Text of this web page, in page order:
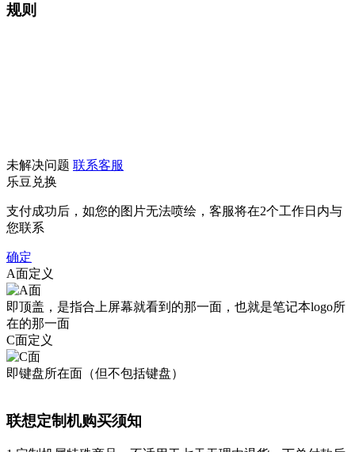
规则
未解决问题 联系客服
乐豆兑换
支付成功后，如您的图片无法喷绘，客服将在2个工作日内与
您联系
确定
A面定义
即顶盖，是指合上屏幕就看到的那一面，也就是笔记本logo所
在的那一面
C面定义
即键盘所在面（但不包括键盘）
联想定制机购买须知